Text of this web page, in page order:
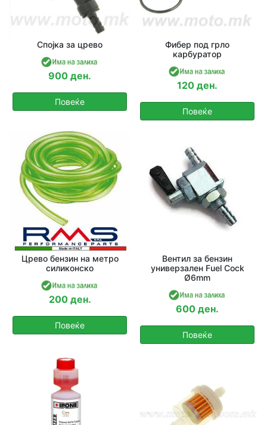
Спојка за црево
900 ден.
Повеќе
Фибер под грло
карбуратор
120 ден.
Повеќе
Црево бензин на метро
силиконско
200 ден.
Повеќе
Вентил за бензин
универзален Fuel Cock
Ø6mm
600 ден.
Повеќе